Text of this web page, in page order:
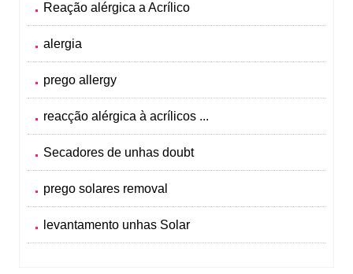
Reação alérgica a Acrílico
alergia
prego allergy
reacção alérgica à acrílicos ...
Secadores de unhas doubt
prego solares removal
levantamento unhas Solar